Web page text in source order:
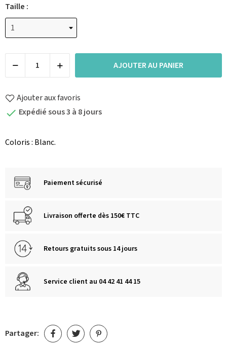
Taille :
AJOUTER AU PANIER
Ajouter aux favoris
 Expédié sous 3 à 8 jours
Coloris : Blanc.
Paiement sécurisé
Livraison offerte dès 150€ TTC
Retours gratuits sous 14 jours
Service client au 04 42 41 44 15
Partager: